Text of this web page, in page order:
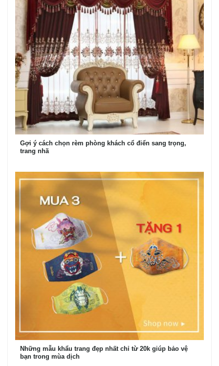
Gợi ý cách chọn rèm phòng khách cổ điển sang trọng,
trang nhã
Những mẫu khẩu trang đẹp nhất chỉ từ 20k giúp bảo vệ
bạn trong mùa dịch